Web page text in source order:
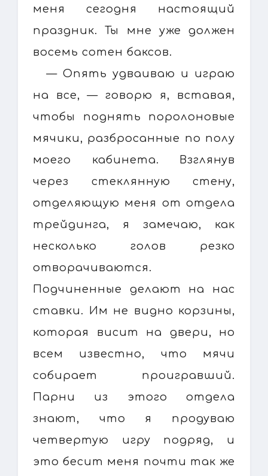
меня сегодня настоящий
праздник. Ты мне уже должен
восемь сотен баксов.
— Опять удваиваю и играю
на все, — говорю я, вставая,
чтобы поднять поролоновые
мячики, разбросанные по полу
моего кабинета. Взглянув
через стеклянную стену,
отделяющую меня от отдела
трейдинга, я замечаю, как
несколько голов резко
отворачиваются.
Подчиненные делают на нас
ставки. Им не видно корзины,
которая висит на двери, но
всем известно, что мячи
собирает проигравший.
Парни из этого отдела
знают, что я продуваю
четвертую игру подряд, и
это бесит меня почти так же